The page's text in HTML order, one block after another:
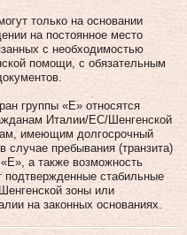
только на основании
на постоянное место
с необходимостью
помощи, с обязательным
группы «Е» относятся
Италии/ЕС/Шенгенской
имеющим долгосрочный
случае пребывания (транзита)
а также возможность
стабильные
зоны или
на законных основаниях.